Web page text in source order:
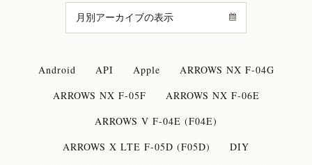
Android API Apple
ARROWS NX F-04G
ARROWS NX F-05F
ARROWS NX F-06E
ARROWS V F-04E (F04E)
ARROWS X LTE F-05D (F05D)
DIY